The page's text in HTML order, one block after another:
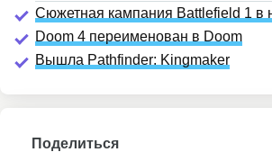
Сюжетная кампания Battlefield 1 в
Doom 4 переименован в Doom
Вышла Pathfinder: Kingmaker
Поделиться